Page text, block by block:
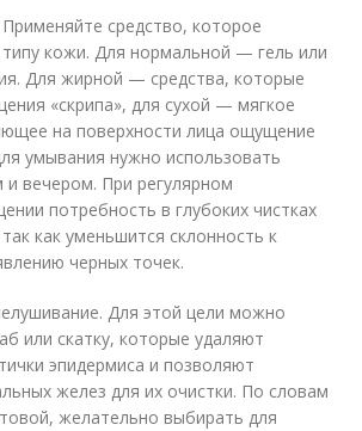
средство, которое
кожи. Для нормальной — гель или
Для жирной — средства, которые
«скрипа», для сухой — мягкое
на поверхности лица ощущение
умывания нужно использовать
вечером. При регулярном
потребность в глубоких чистках
как уменьшится склонность к
черных точек.
Для этой цели можно
или скатку, которые удаляют
эпидермиса и позволяют
желез для их очистки. По словам
желательно выбирать для